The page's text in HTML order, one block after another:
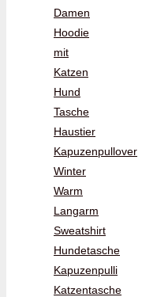
Damen
Hoodie
mit
Katzen
Hund
Tasche
Haustier
Kapuzenpullover
Winter
Warm
Langarm
Sweatshirt
Hundetasche
Kapuzenpulli
Katzentasche